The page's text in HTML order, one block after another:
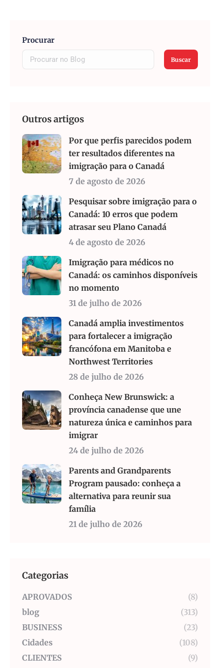
Procurar
Buscar
Outros artigos
Por que perfis parecidos podem
ter resultados diferentes na
imigração para o Canadá
7 de agosto de 2026
Pesquisar sobre imigração para o
Canadá: 10 erros que podem
atrasar seu Plano Canadá
4 de agosto de 2026
Imigração para médicos no
Canadá: os caminhos disponíveis
no momento
31 de julho de 2026
Canadá amplia investimentos
para fortalecer a imigração
francófona em Manitoba e
Northwest Territories
28 de julho de 2026
Conheça New Brunswick: a
província canadense que une
natureza única e caminhos para
imigrar
24 de julho de 2026
Parents and Grandparents
Program pausado: conheça a
alternativa para reunir sua
família
21 de julho de 2026
Categorias
APROVADOS
(8)
blog
(313)
BUSINESS
(23)
Cidades
(108)
CLIENTES
(9)